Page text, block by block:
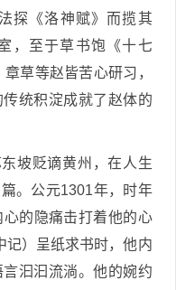
探《洛神赋》而揽其
，至于草书饱《十七
草等赵皆苦心研习，
统积淀成就了赵体的
坡贬谪黄州，在人生
。公元1301年，时年
的隐痛击打着他的心
记）呈纸求书时，他内
汩汩流淌。他的婉约